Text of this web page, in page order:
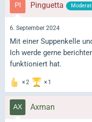
Pinguetta
6. September 2024
Mit einer Suppenkelle
Ich werde gerne
funktioniert hat.
2 1
Axman